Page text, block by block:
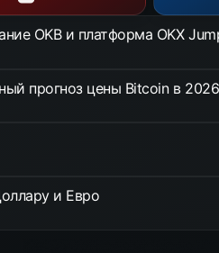
OKB и платформа OKX
прогноз цены Bitcoin в
и Евро